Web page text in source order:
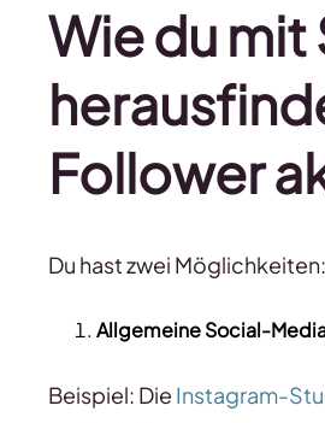
Wie du mit
Follower
Du hast zwei Möglichkeiten:
Allgemeine Social-
Beispiel: Die Instagram-